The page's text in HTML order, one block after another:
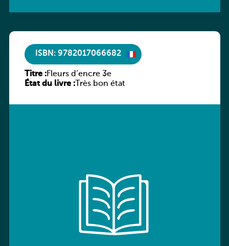
ISBN: 9782017066682
Titre :Fleurs d’encre 3e
État du livre :Très bon état